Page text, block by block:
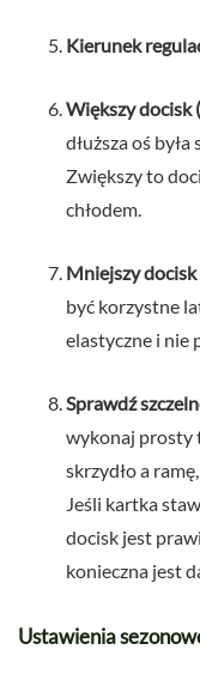
Kierunek
Większy docisk
dłuższa oś
Zwiększy to
chłodem.
Mniejszy
być korzystne
elastyczne i nie
Sprawdź
wykonaj prosty
skrzydło a
Jeśli kartka
docisk jest
konieczna jest
Ustawienia